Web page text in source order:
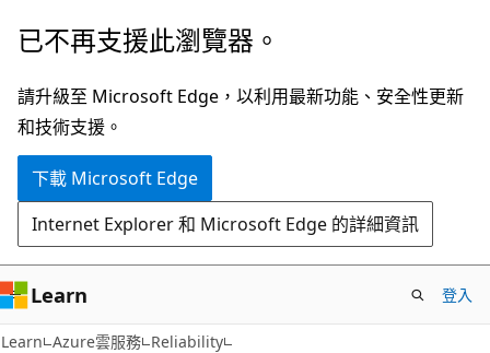
跳
主
要
內
已不再支援此瀏覽器。
請升級至 Microsoft Edge，以利用最新功能、安全性更新
和技術支援。
下載 Microsoft Edge
Internet Explorer 和 Microsoft Edge 的詳細資訊
Learn 登入
Learn Azure雲服務 Reliability